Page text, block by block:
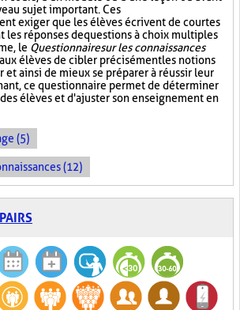
sujet important. Ces
exiger que les élèves écrivent de courtes
les réponses de questions à choix multiples
le Questionnaire sur les connaissances
élèves de cibler précisément les notions
ainsi de mieux se préparer à réussir leur
ce questionnaire permet de déterminer
élèves et d'ajuster son enseignement en
(5)
(12)